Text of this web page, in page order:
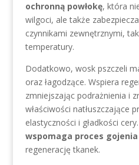
ochronną powłokę, która
wilgoci, ale także
czynnikami zewnętrznymi,
temperatury.
Dodatkowo, wosk pszczeli
oraz łagodzące. Wspiera
zmniejszając podrażnienia i
właściwości natłuszczające
elastyczności i gładkości
wspomaga proces
regenerację tkanek.